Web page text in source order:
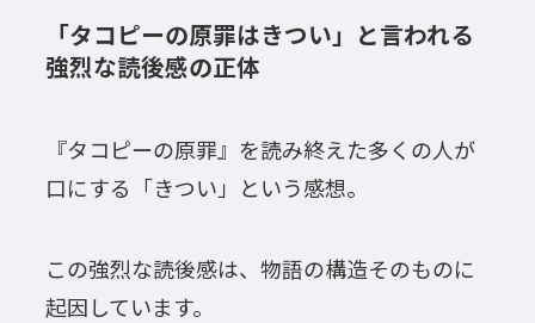
「タコピーの原罪はきつい」と言われる
強烈な読後感の正体
『タコピーの原罪』を読み終えた多くの人が
口にする「きつい」という感想。
この強烈な読後感は、物語の構造そのものに
起因しています。